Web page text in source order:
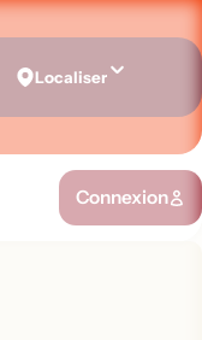
Localiser
Connexion